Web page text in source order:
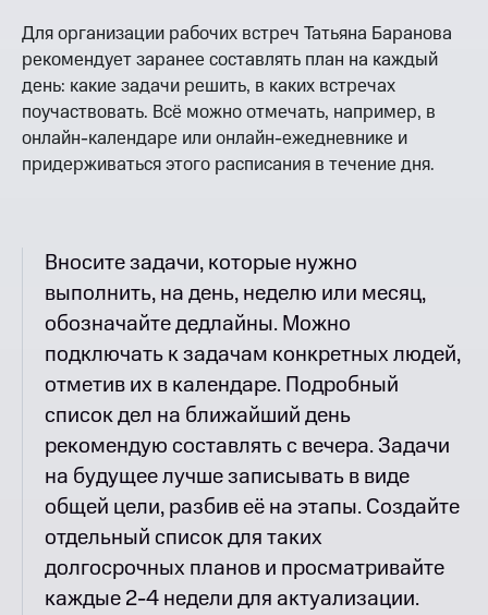
Для организации рабочих встреч Татьяна Баранова
рекомендует заранее составлять план на каждый
день: какие задачи решить, в каких встречах
поучаствовать. Всё можно отмечать, например, в
онлайн-календаре или онлайн-ежедневнике и
придерживаться этого расписания в течение дня.
Вносите задачи, которые нужно
выполнить, на день, неделю или месяц,
обозначайте дедлайны. Можно
подключать к задачам конкретных людей,
отметив их в календаре. Подробный
список дел на ближайший день
рекомендую составлять с вечера. Задачи
на будущее лучше записывать в виде
общей цели, разбив её на этапы. Создайте
отдельный список для таких
долгосрочных планов и просматривайте
каждые 2-4 недели для актуализации.